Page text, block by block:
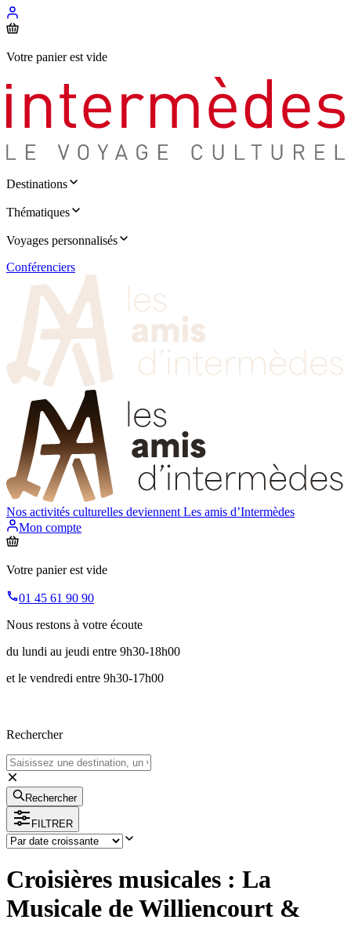
Votre panier est vide
Destinations
Thématiques
Voyages personnalisés
Conférenciers
Nos activités culturelles deviennent Les amis d’Intermèdes
Mon compte
Votre panier est vide
01 45 61 90 90
Nous restons à votre écoute
du lundi au jeudi entre 9h30-18h00
et le vendredi entre 9h30-17h00
Rechercher
Rechercher
FILTRER
Croisières musicales : La
Musicale de Williencourt &